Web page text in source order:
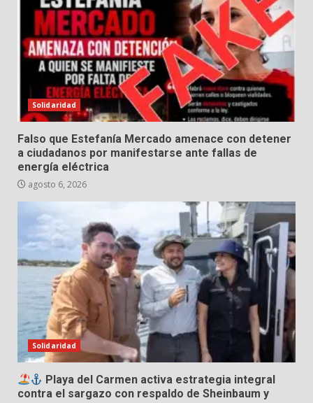
Solidaridad
Falso que Estefanía Mercado amenace con detener
a ciudadanos por manifestarse ante fallas de
energía eléctrica
agosto 6, 2026
Solidaridad
Playa del Carmen activa estrategia integral
contra el sargazo con respaldo de Sheinbaum y